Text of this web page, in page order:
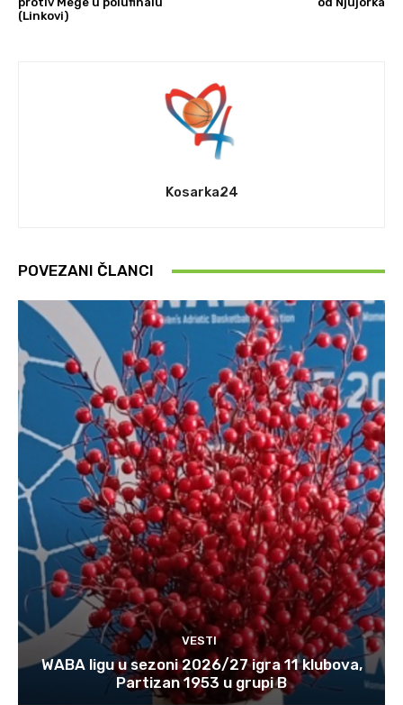
(Linkovi)
Kosarka24
POVEZANI ČLANCI
VESTI
WABA ligu u sezoni 2026/27 igra 11 klubova,
Partizan 1953 u grupi B